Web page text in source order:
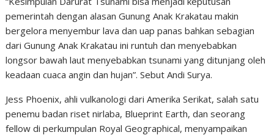
pemerintah dengan alasan Gunung Anak Krakatau makin
bergelora menyembur lava dan uap panas bahkan sebagian
dari Gunung Anak Krakatau ini runtuh dan menyebabkan
longsor bawah laut menyebabkan tsunami yang ditunjang oleh
keadaan cuaca angin dan hujan”. Sebut Andi Surya.
Jess Phoenix, ahli vulkanologi dari Amerika Serikat, salah satu
penemu badan riset nirlaba, Blueprint Earth, dan seorang
fellow di perkumpulan Royal Geographical, menyampaikan